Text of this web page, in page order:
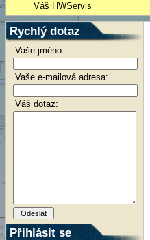
Váš HWServis
Rychlý dotaz
Vaše jméno:
Vaše e-mailová adresa:
Váš dotaz:
Přihlásit se